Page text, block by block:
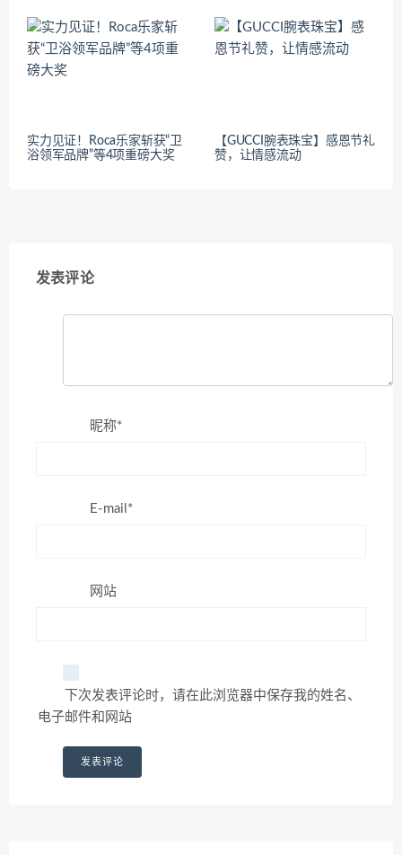
实力见证！Roca乐家斩获“卫
浴领军品牌”等4项重磅大奖
【GUCCI腕表珠宝】感恩节礼
赞，让情感流动
发表评论
昵称*
E-mail*
网站
下次发表评论时，请在此浏览器中保存我的姓名、
电子邮件和网站